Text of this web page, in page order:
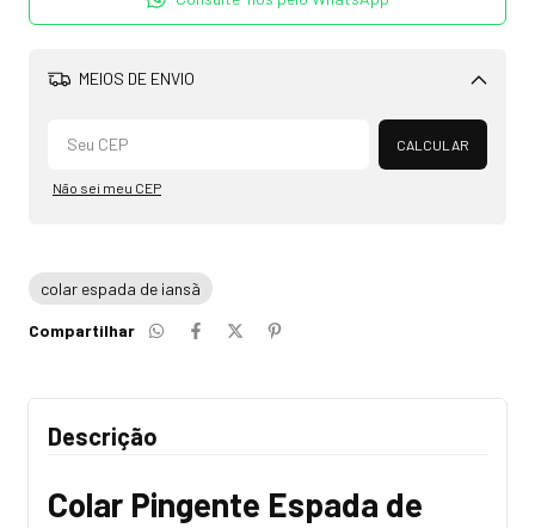
MEIOS DE ENVIO
Alterar CEP
CALCULAR
Não sei meu CEP
colar espada de iansã
Compartilhar
Descrição
Colar Pingente Espada de